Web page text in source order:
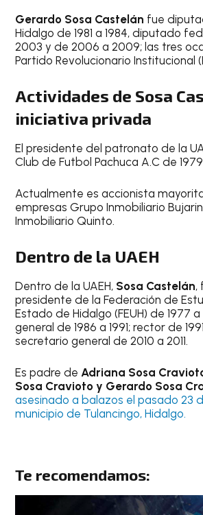
Gerardo Sosa Castelán fue
Hidalgo de 1981 a 1984, diputado
2003 y de 2006 a 2009; las tres
Partido Revolucionario Institucional
Actividades de Sosa
iniciativa privada
El presidente del patronato de la
Club de Futbol Pachuca A.C de 1979
Actualmente es accionista
empresas Grupo Inmobiliario
Inmobiliario Quinto.
Dentro de la UAEH
Dentro de la UAEH, Sosa Castelán,
presidente de la Federación de
Estado de Hidalgo (FEUH) de 1977
general de 1986 a 1991; rector de
secretario general de 2010 a 2011.
Es padre de Adriana Sosa
Sosa Cravioto y Gerardo Sosa
asesinado a balazos el pasado 23
municipio de Tulancingo, Hidalgo.
Te recomendamos: